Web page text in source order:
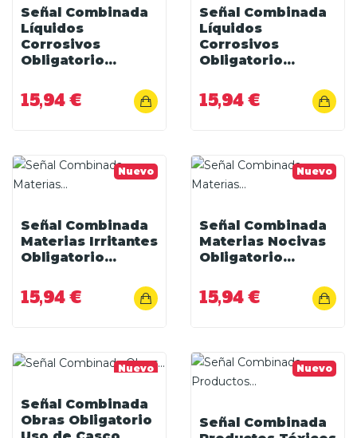
Señal Combinada
Líquidos
Corrosivos
Obligatorio...
15,94 €
Señal Combinada
Líquidos
Corrosivos
Obligatorio...
15,94 €
Nuevo
Señal Combinada
Materias Irritantes
Obligatorio...
15,94 €
Nuevo
Señal Combinada
Materias Nocivas
Obligatorio...
15,94 €
Nuevo
Señal Combinada
Obras Obligatorio
Nuevo
Señal Combinada